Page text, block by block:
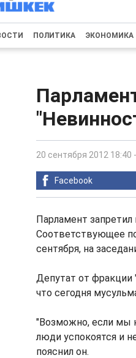
ПОЛИТИКА ЭКОНОМИКА
20 сентября 2012 18:40 -
Facebook
Парламент
Соответствующее
сентября, на
Депутат от фракции
что сегодня
"Возможно, если мы
люди успокоятся и
пояснил он.